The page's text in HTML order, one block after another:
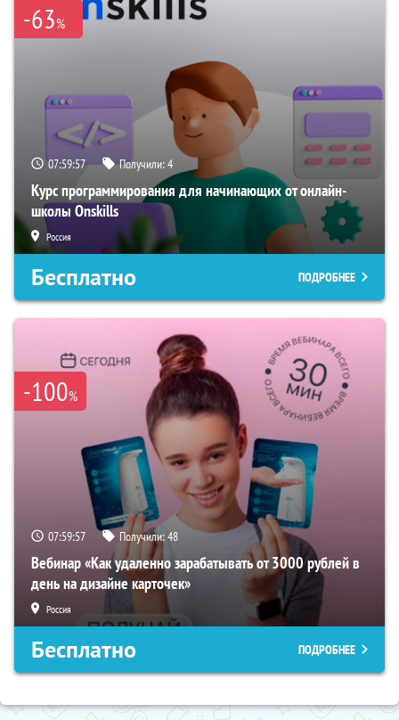
-63%
07:59:56 Получили:4
Курс программирования для начинающих от онлайн-
школы Onskills
Россия
Бесплатно ПОДРОБНЕЕ
-100%
07:59:56 Получили:48
Вебинар «Как удаленно зарабатывать от 3000 рублей в
день на дизайне карточек»
Россия
Бесплатно ПОДРОБНЕЕ